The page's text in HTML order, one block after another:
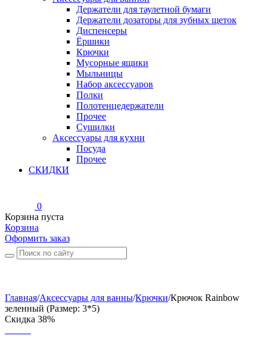
Держатели для таулетной бумаги
Держатели дозаторы для зубных щеток
Диспенсеры
Ёршики
Крючки
Мусорные ящики
Мыльницы
Набор аксессуаров
Полки
Полотенцедержатели
Прочее
Сушилки
Аксессуары для кухни
Посуда
Прочее
СКИДКИ
0
Корзина пуста
Корзина
Оформить заказ
Главная/Аксессуары для ванны/Крючки/Крючок Rainbow
зеленный (Размер: 3*5)
Скидка 38%